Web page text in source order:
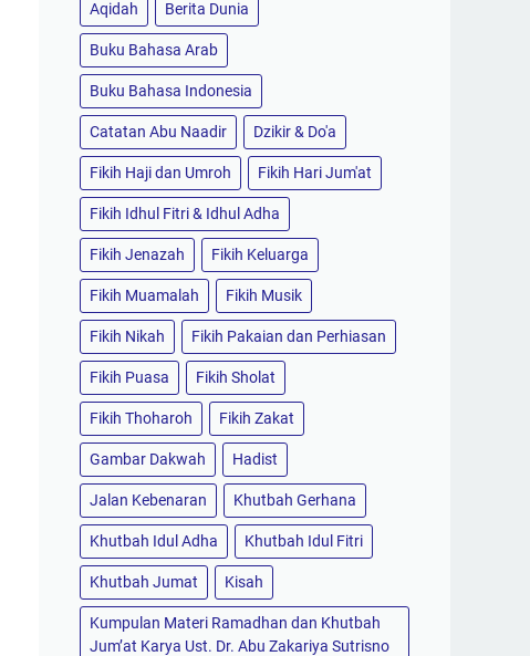
Aqidah Berita Dunia
Buku Bahasa Arab
Buku Bahasa Indonesia
Catatan Abu Naadir Dzikir & Do'a
Fikih Haji dan Umroh Fikih Hari Jum'at
Fikih Idhul Fitri & Idhul Adha
Fikih Jenazah Fikih Keluarga
Fikih Muamalah Fikih Musik
Fikih Nikah Fikih Pakaian dan Perhiasan
Fikih Puasa Fikih Sholat
Fikih Thoharoh Fikih Zakat
Gambar Dakwah Hadist
Jalan Kebenaran Khutbah Gerhana
Khutbah Idul Adha Khutbah Idul Fitri
Khutbah Jumat Kisah
Kumpulan Materi Ramadhan dan Khutbah
Jum’at Karya Ust. Dr. Abu Zakariya Sutrisno